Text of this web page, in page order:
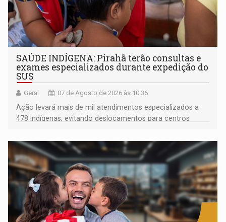
SAÚDE INDÍGENA: Pirahã terão consultas e
exames especializados durante expedição do
SUS
Geral 07 de Agosto de 2026 às 10:36
Ação levará mais de mil atendimentos especializados a
478 indígenas, evitando deslocamentos para centros